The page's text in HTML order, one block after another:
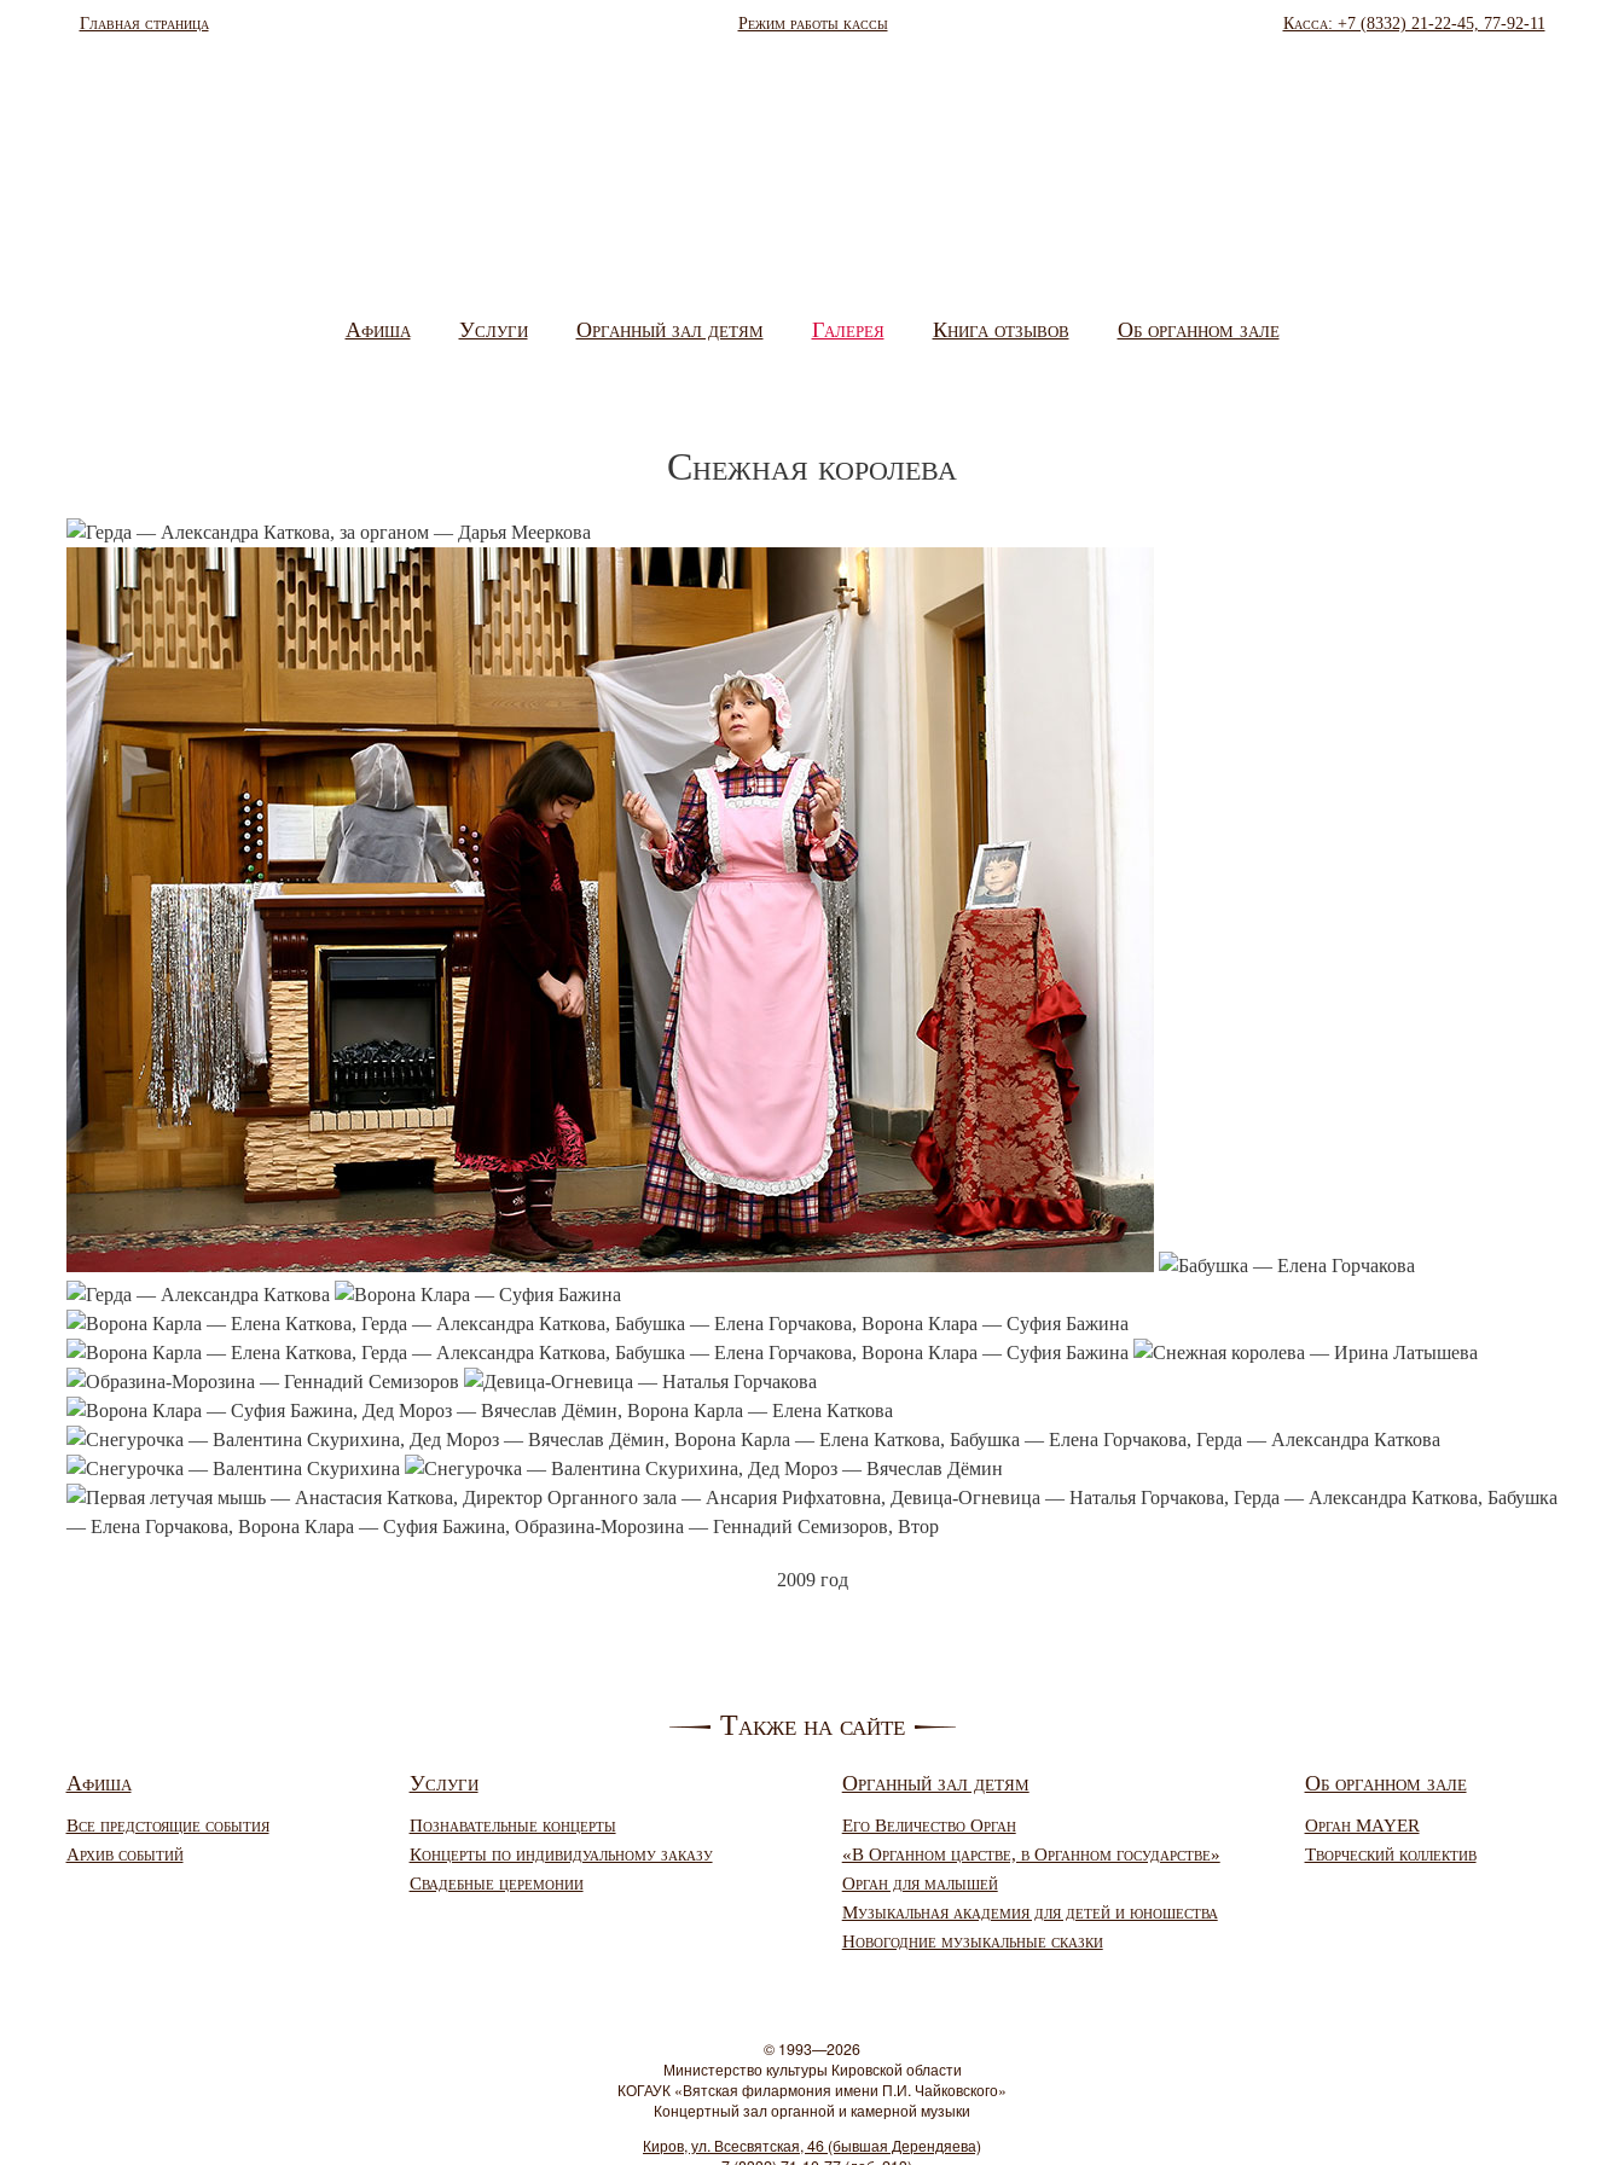
Главная страница Режим работы кассы Касса: +7 (8332) 21-22-45, 77-92-11
Афиша Услуги Органный зал детям Галерея Книга отзывов Об органном зале
Снежная королева
2009 год
Также на сайте
Афиша
Все предстоящие события
Архив событий
Услуги
Познавательные концерты
Концерты по индивидуальному заказу
Свадебные церемонии
Органный зал детям
Его Величество Орган
«В Органном царстве, в Органном государстве»
Орган для малышей
Музыкальная академия для детей и юношества
Новогодние музыкальные сказки
Об органном зале
Орган MAYER
Творческий коллектив
© 1993—2026
Министерство культуры Кировской области
КОГАУК «Вятская филармония имени П.И. Чайковского»
Концертный зал органной и камерной музыки
Киров, ул. Всесвятская, 46 (бывшая Дерендяева)